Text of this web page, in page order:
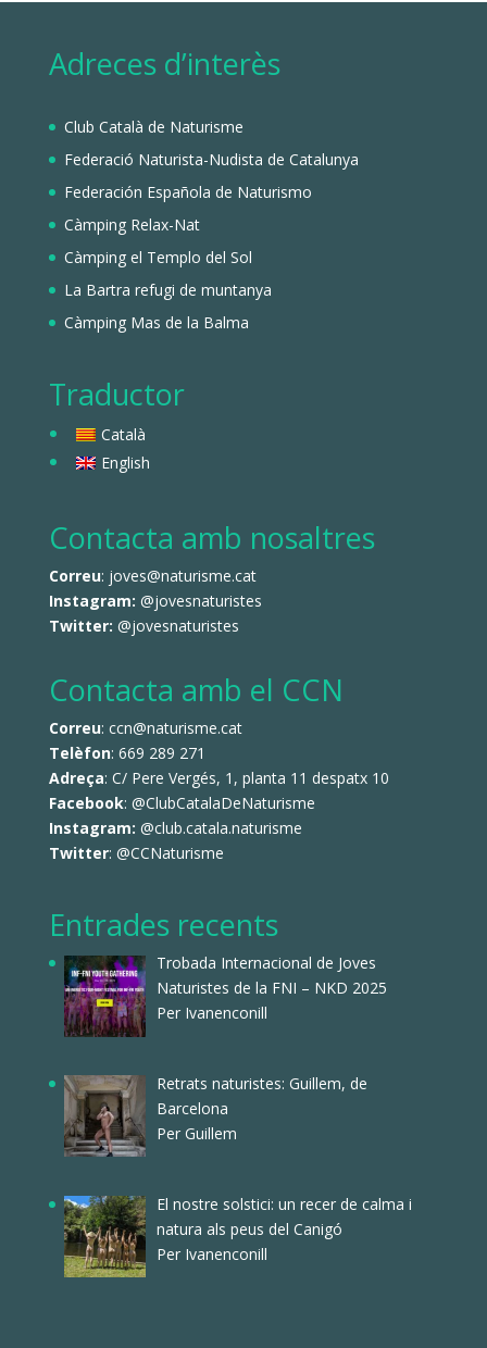
Adreces d’interès
Club Català de Naturisme
Federació Naturista-Nudista de Catalunya
Federación Española de Naturismo
Càmping Relax-Nat
Càmping el Templo del Sol
La Bartra refugi de muntanya
Càmping Mas de la Balma
Traductor
Català
English
Contacta amb nosaltres
Correu: joves@naturisme.cat
Instagram: @jovesnaturistes
Twitter: @jovesnaturistes
Contacta amb el CCN
Correu: ccn@naturisme.cat
Telèfon: 669 289 271
Adreça: C/ Pere Vergés, 1, planta 11 despatx 10
Facebook: @ClubCatalaDeNaturisme
Instagram: @club.catala.naturisme
Twitter: @CCNaturisme
Entrades recents
Trobada Internacional de Joves
Naturistes de la FNI – NKD 2025
Per Ivanenconill
Retrats naturistes: Guillem, de
Barcelona
Per Guillem
El nostre solstici: un recer de calma i
natura als peus del Canigó
Per Ivanenconill